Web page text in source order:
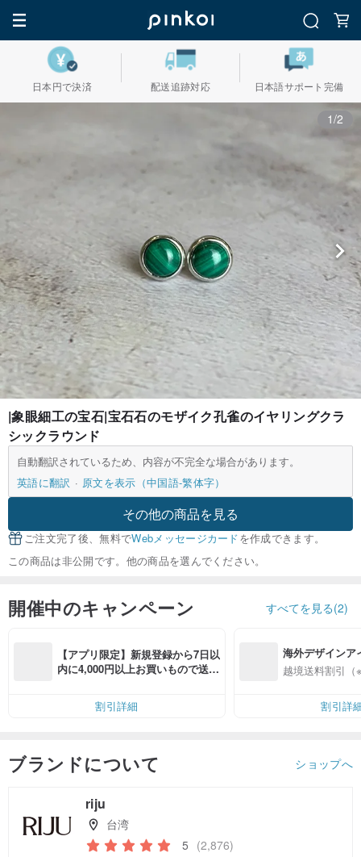
日本円で決済 配送追跡対応 日本語サポート完備
1/2
|象眼細工の宝石|宝石石のモザイク孔雀のイヤリングクラ
シックラウンド
自動翻訳されているため、内容が不完全な場合があります。
英語に翻訳
原文を表示（中国語-繁体字）
その他の商品を見る
ご注文完了後、無料でWebメッセージカードを作成できます。
この商品は非公開です。他の商品を選んでください。
開催中のキャンペーン すべてを見る(2)
【アプリ限定】新規登録から7日以
内に4,000円以上お買いもので送料
割引詳細
海外デザインア
入
越境送料割引（
割引詳
ブランドについて ショップへ
riju
台湾
5 (2,876)